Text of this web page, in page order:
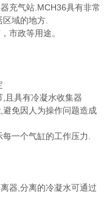
充气站.MCH36具有非常
域的地方.
市政等用途。
且具有冷凝水收集器
免因人为操作问题造成
一个气缸的工作压力.
器,分离的冷凝水可通过